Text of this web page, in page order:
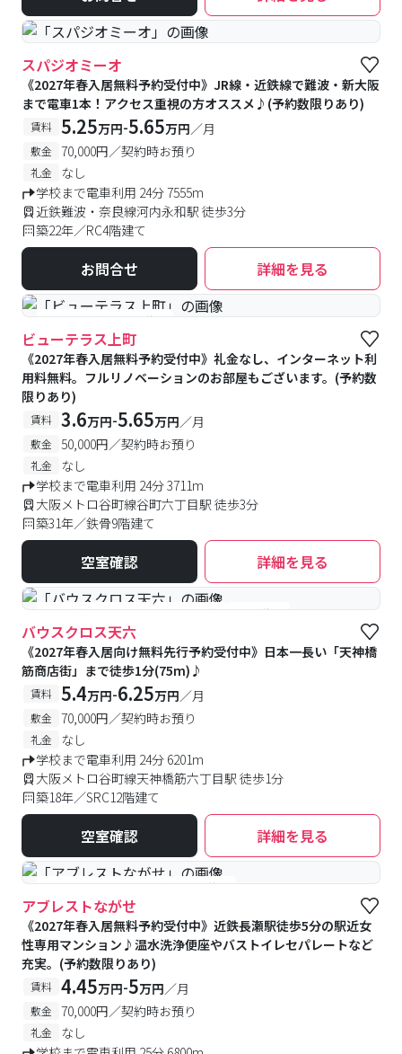
スパジオミーオ
《2027年春入居無料予約受付中》JR線・近鉄線で難波・新大阪
まで電車1本！アクセス重視の方オススメ♪(予約数限りあり)
賃料 5.25万円-5.65万円／月
敷金 70,000円／契約時お預り
礼金
なし
学校まで電車利用 24分 7555m
近鉄難波・奈良線河内永和駅 徒歩3分
築22年／RC4階建て
お問合せ 詳細を見る
#予約受付中 #空室待ち
ビューテラス上町
《2027年春入居無料予約受付中》礼金なし、インターネット利
用料無料。フルリノベーションのお部屋もございます。(予約数
限りあり)
賃料 3.6万円-5.65万円／月
敷金 50,000円／契約時お預り
礼金
なし
学校まで電車利用 24分 3711m
大阪メトロ谷町線谷町六丁目駅 徒歩3分
築31年／鉄骨9階建て
空室確認 詳細を見る
#女性優先フロアあり #予約受付中 #空室待ち
バウスクロス天六
《2027年春入居向け無料先行予約受付中》日本一長い「天神橋
筋商店街」まで徒歩1分(75m)♪
賃料 5.4万円-6.25万円／月
敷金 70,000円／契約時お預り
礼金
なし
学校まで電車利用 24分 6201m
大阪メトロ谷町線天神橋筋六丁目駅 徒歩1分
築18年／SRC12階建て
空室確認 詳細を見る
#女性専用 #予約受付中 #空室待ち
アブレストながせ
《2027年春入居無料予約受付中》近鉄長瀬駅徒歩5分の駅近女
性専用マンション♪温水洗浄便座やバストイレセパレートなど
充実。(予約数限りあり)
賃料 4.45万円-5万円／月
敷金 70,000円／契約時お預り
礼金
なし